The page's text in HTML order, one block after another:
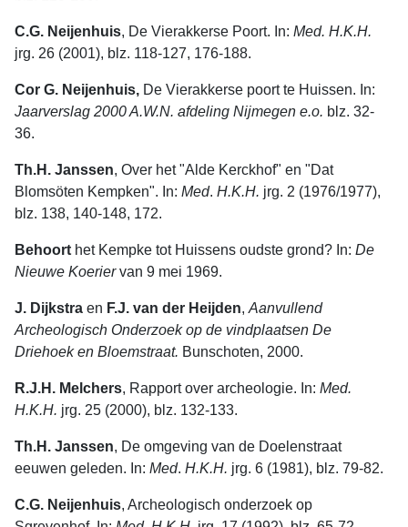
C.G. Neijenhuis, De Vierakkerse Poort. In: Med. H.K.H.
jrg. 26 (2001), blz. 118-127, 176-188.
Cor G. Neijenhuis, De Vierakkerse poort te Huissen. In:
Jaarverslag 2000 A.W.N. afdeling Nijmegen e.o. blz. 32-
36.
Th.H. Janssen, Over het "Alde Kerckhof" en "Dat
Blomsöten Kempken". In: Med. H.K.H. jrg. 2 (1976/1977),
blz. 138, 140-148, 172.
Behoort het Kempke tot Huissens oudste grond? In: De
Nieuwe Koeriervan 9 mei 1969.
J. Dijkstra en F.J. van der Heijden, Aanvullend
Archeologisch Onderzoek op de vindplaatsen De
Driehoek en Bloemstraat. Bunschoten, 2000.
R.J.H. Melchers, Rapport over archeologie. In: Med.
H.K.H. jrg. 25 (2000), blz. 132-133.
Th.H. Janssen, De omgeving van de Doelenstraat
eeuwen geleden. In: Med. H.K.H. jrg. 6 (1981), blz. 79-82.
C.G. Neijenhuis, Archeologisch onderzoek op